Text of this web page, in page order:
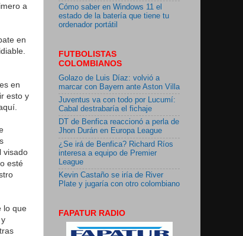
a
en
en
esto y
visado
esté
lo que
Cómo saber en Windows 11 el
estado de la batería que tiene tu
ordenador portátil
FUTBOLISTAS
COLOMBIANOS
Golazo de Luis Díaz: volvió a
marcar con Bayern ante Aston Villa
Juventus va con todo por Lucumí:
Cabal destrabaría el fichaje
DT de Benfica reaccionó a perla de
Jhon Durán en Europa League
¿Se irá de Benfica? Richard Ríos
interesa a equipo de Premier
League
Kevin Castaño se iría de River
Plate y jugaría con otro colombiano
FAPATUR RADIO